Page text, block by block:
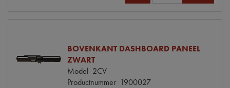
BOVENKANT DASHBOARD PANEEL
ZWART
Model 2CV
Productnummer 1900027